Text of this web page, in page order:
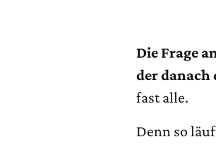
Die Frage
der danach
fast alle.
Denn so